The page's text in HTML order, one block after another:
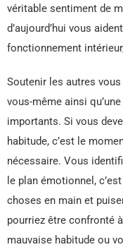
véritable sentiment de
d’aujourd’hui vous
fonctionnement
Soutenir les autres
vous-même ainsi
importants. Si vous
habitude, c’est le
nécessaire. Vous
le plan émotionnel,
choses en main et
pourriez être confronté
mauvaise habitude ou